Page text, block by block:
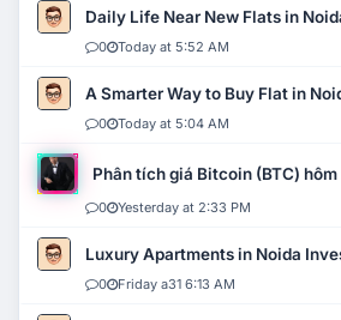
Daily Life Near New Flats in
0 Today at 5:52 AM
A Smarter Way to Buy Flat in
0 Today at 5:04 AM
Phân tích giá Bitcoin (BTC)
0 Yesterday at 2:33 PM
Luxury Apartments in Noida
0 Friday a31 6:13 AM